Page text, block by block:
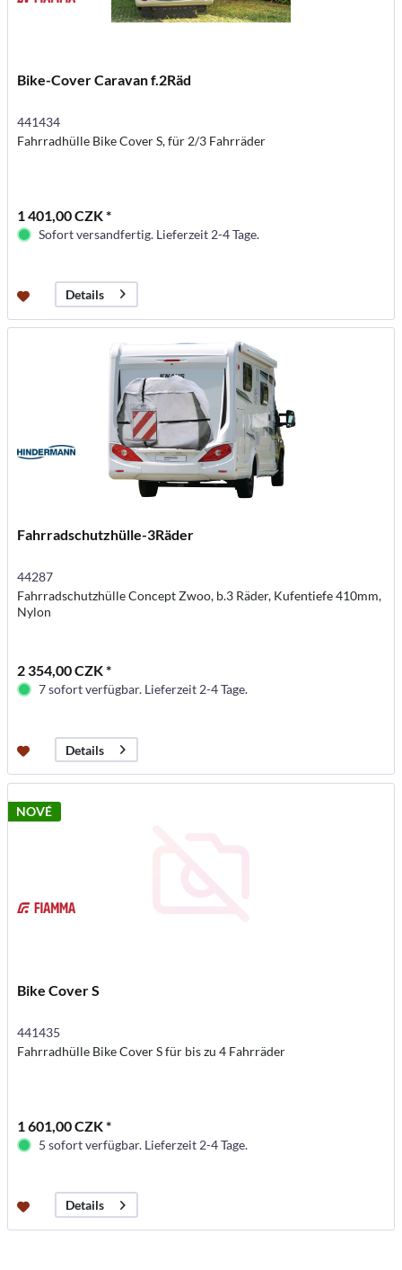
Bike-Cover Caravan f.2Räd
441434
Fahrradhülle Bike Cover S, für 2/3 Fahrräder
1 401,00 CZK *
Sofort versandfertig. Lieferzeit 2-4 Tage.
Details
Fahrradschutzhülle-3Räder
44287
Fahrradschutzhülle Concept Zwoo, b.3 Räder, Kufentiefe 410mm,
Nylon
2 354,00 CZK *
7 sofort verfügbar. Lieferzeit 2-4 Tage.
Details
NOVÉ
Bike Cover S
441435
Fahrradhülle Bike Cover S für bis zu 4 Fahrräder
1 601,00 CZK *
5 sofort verfügbar. Lieferzeit 2-4 Tage.
Details